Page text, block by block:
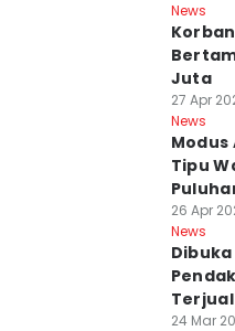
News
Juta
27 Apr
News
Modus
Tipu
26 Apr
News
Dibuka
Terjual
24 Mar